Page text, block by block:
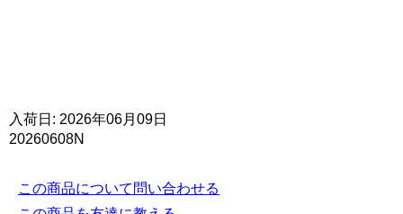
入荷日: 2026年06月09日
20260608N
この商品について問い合わせる